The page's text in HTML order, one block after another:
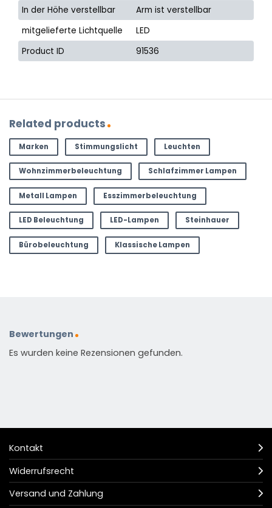
In der Höhe verstellbar
Arm ist verstellbar
mitgelieferte Lichtquelle
LED
Product ID
91536
Related products
Marken Stimmungslicht Leuchten
Wohnzimmerbeleuchtung Schlafzimmer Lampen
Metall Lampen Esszimmerbeleuchtung
LED Beleuchtung LED-Lampen Steinhauer
Bürobeleuchtung Klassische Lampen
Bewertungen
Es wurden keine Rezensionen gefunden.
Kontakt
Widerrufsrecht
Versand und Zahlung